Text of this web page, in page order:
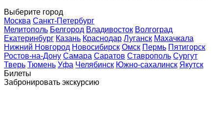
Выберите город
Москва Санкт-Петербург
Мелитополь Белгород Владивосток Волгоград
Екатеринбург Казань Краснодар Луганск Махачкала
Нижний Новгород Новосибирск Омск Пермь Пятигорск
Ростов-на-Дону Самара Саратов Ставрополь Сургут
Тверь Тюмень Уфа Челябинск Южно-сахалинск Якутск
Билеты
Забронировать экскурсию